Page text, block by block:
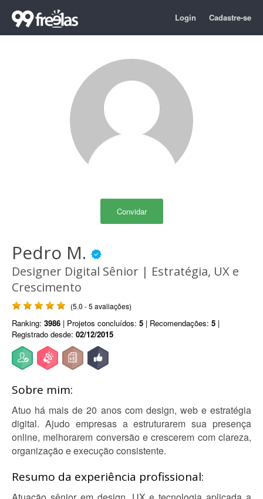
Login Cadastre-se
Convidar
Pedro M.
Designer Digital Sênior | Estratégia, UX e
Crescimento
(5.0 - 5 avaliações)
Ranking: 3986 | Projetos concluídos: 5 | Recomendações: 5 |
Registrado desde: 02/12/2015
Sobre mim:
Atuo há mais de 20 anos com design, web e estratégia
digital. Ajudo empresas a estruturarem sua presença
online, melhorarem conversão e crescerem com clareza,
organização e execução consistente.
Resumo da experiência profissional: